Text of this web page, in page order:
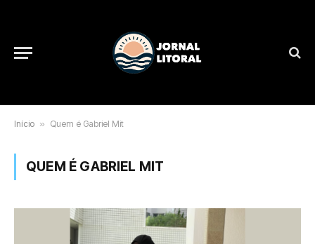
Início » Quem é Gabriel Mit
QUEM É GABRIEL MIT